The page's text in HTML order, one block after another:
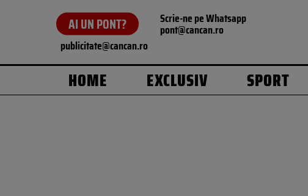
AI UN PONT? Scrie-ne pe Whatsapp
pont@cancan.ro
publicitate@cancan.ro
HOME EXCLUSIV SPORT